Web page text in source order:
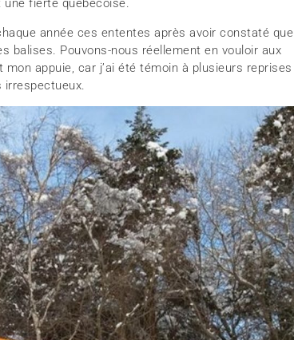
fierté québécoise.
année ces ententes après avoir constaté que
balises. Pouvons-nous réellement en vouloir aux
appuie, car j’ai été témoin à plusieurs reprises
irrespectueux.